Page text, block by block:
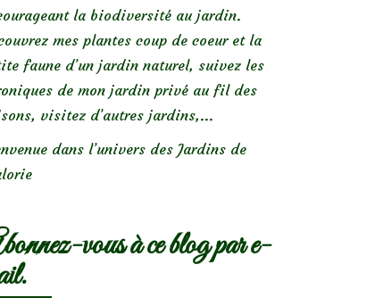
la biodiversité au jardin.
mes plantes coup de coeur et la
faune d’un jardin naturel, suivez les
de mon jardin privé au fil des
visitez d’autres jardins,...
dans l’univers des Jardins de
vous à ce blog par e-